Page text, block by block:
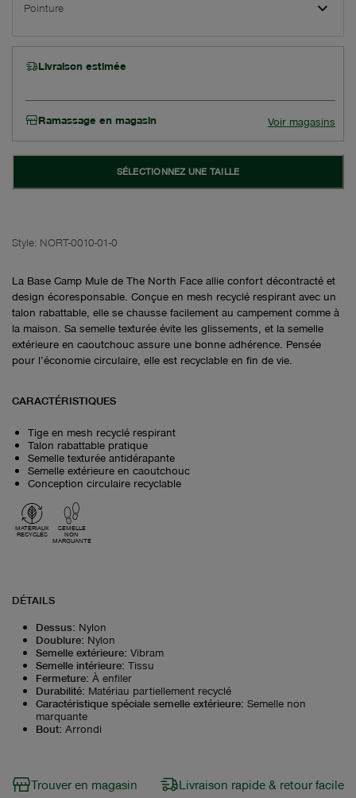
Pointure
Livraison estimée
Ramassage en magasin Voir magasins
SÉLECTIONNEZ UNE TAILLE
Style: NORT-0010-01-0
La Base Camp Mule de The North Face allie confort décontracté et
design écoresponsable. Conçue en mesh recyclé respirant avec un
talon rabattable, elle se chausse facilement au campement comme à
la maison. Sa semelle texturée évite les glissements, et la semelle
extérieure en caoutchouc assure une bonne adhérence. Pensée
pour l’économie circulaire, elle est recyclable en fin de vie.
CARACTÉRISTIQUES
Tige en mesh recyclé respirant
Talon rabattable pratique
Semelle texturée antidérapante
Semelle extérieure en caoutchouc
Conception circulaire recyclable
MATÉRIAUX
RECYCLÉS
SEMELLE
NON
MARQUANTE
DÉTAILS
Dessus: Nylon
Doublure: Nylon
Semelle extérieure: Vibram
Semelle intérieure: Tissu
Fermeture: À enfiler
Durabilité: Matériau partiellement recyclé
Caractéristique spéciale semelle extérieure: Semelle non
marquante
Bout: Arrondi
Trouver en magasin Livraison rapide & retour facile